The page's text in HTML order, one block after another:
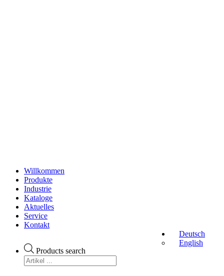
Willkommen
Produkte
Industrie
Kataloge
Aktuelles
Service
Kontakt
Products search
Deutsch
English